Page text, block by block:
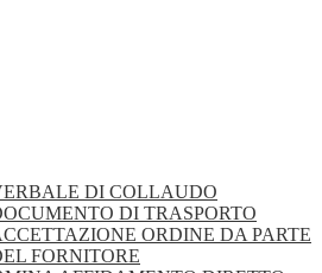
DI COLLAUDO
DI TRASPORTO
ORDINE DA PARTE
FORNITORE